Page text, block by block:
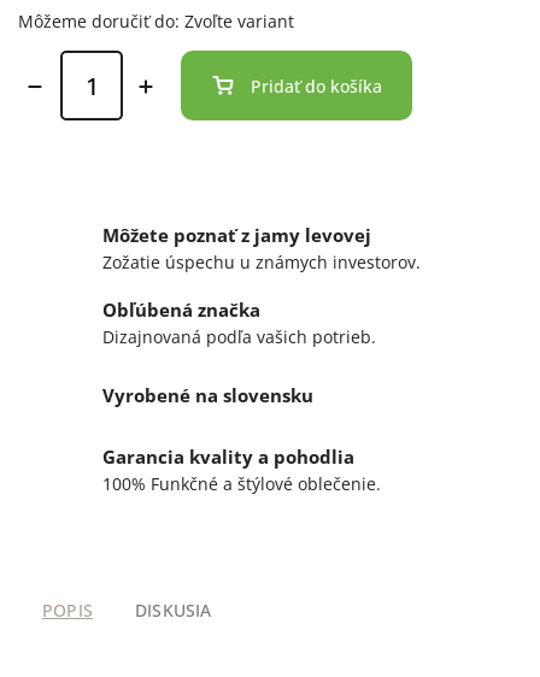
Môžeme doručiť do: Zvoľte variant
Pridať do košíka
Môžete poznať z jamy levovej
Zožatie úspechu u známych investorov.
Obľúbená značka
Dizajnovaná podľa vašich potrieb.
Vyrobené na slovensku
Garancia kvality a pohodlia
100% Funkčné a štýlové oblečenie.
POPIS DISKUSIA